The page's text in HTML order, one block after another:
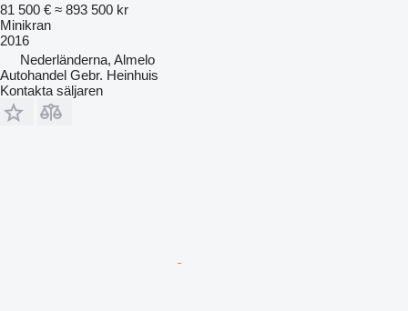
81 500 € ≈ 893 500 kr
Minikran
2016
Nederländerna, Almelo
Autohandel Gebr. Heinhuis
Kontakta säljaren